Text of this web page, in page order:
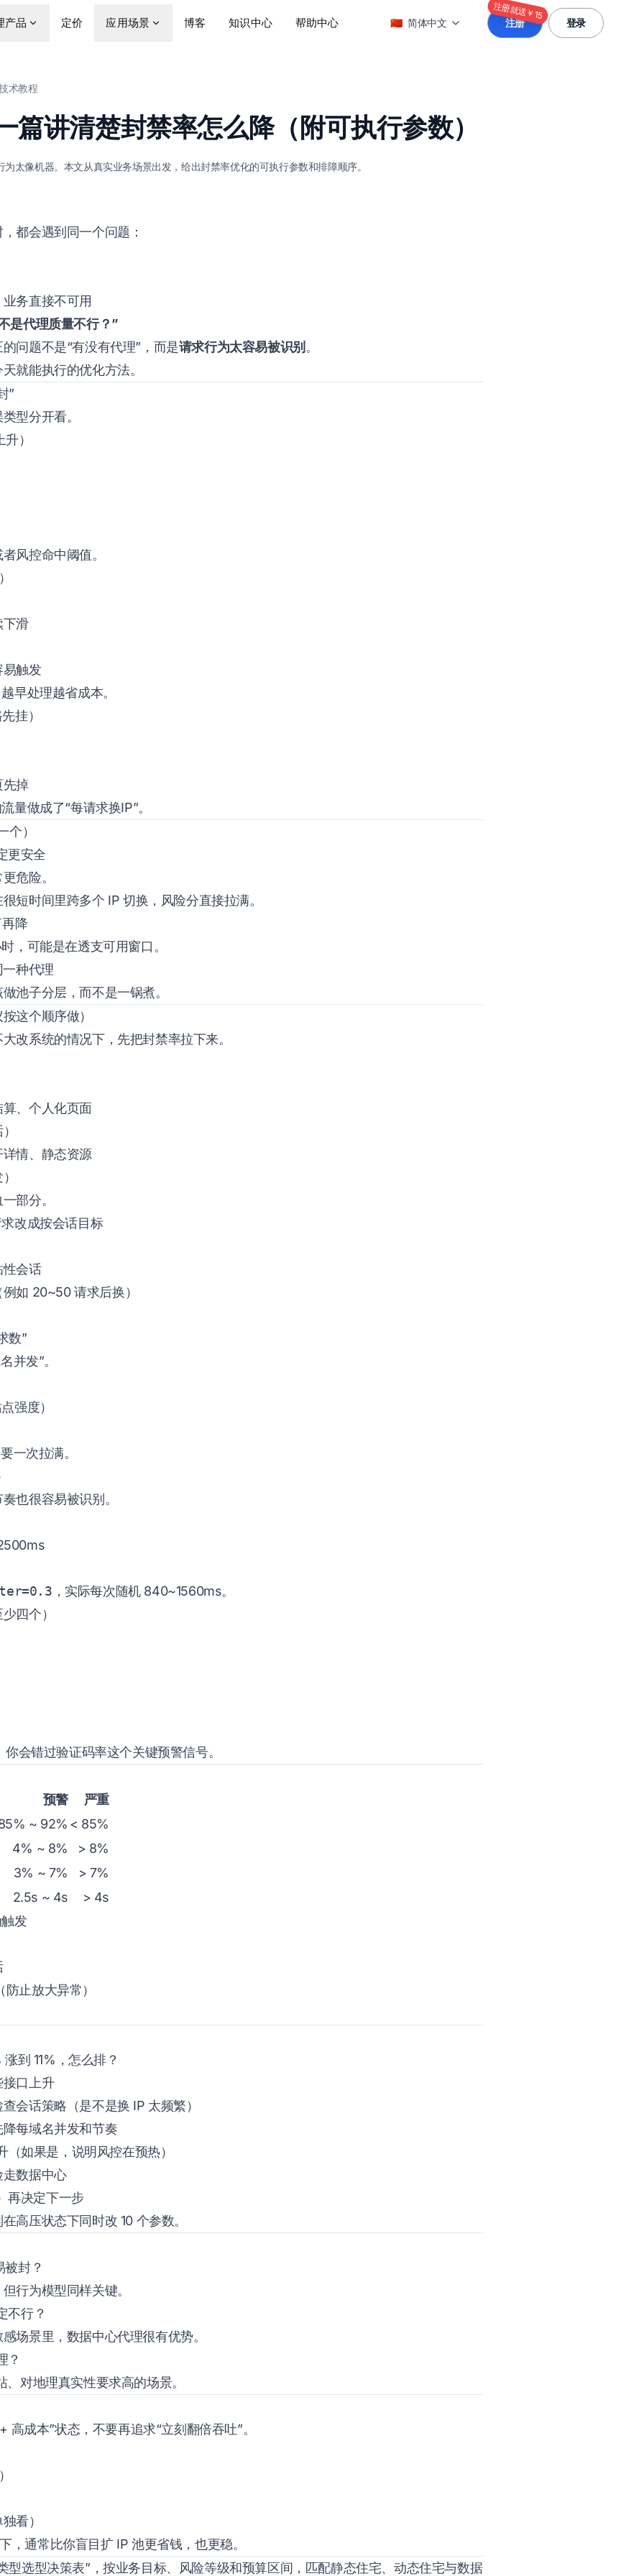
产品 定价 应用场景 博客 知识中心 帮助中心 🇨🇳 简体中文 注册
注册就送￥15
登录
术教程
篇讲清楚封禁率怎么降（附可执行参数）
太像机器。本文从真实业务场景出发，给出封禁率优化的可执行参数和排障顺序。
都会遇到同一个问题：
务直接不可用
是代理质量不行？”
问题不是“有没有代理”，而是请求行为太容易被识别 。
就能执行的优化方法。
”
型分开看。
）
风控命中阈值。
滑
易触发
早处理越省成本。
挂）
先掉
量做成了“每请求换IP”。
）
更安全
危险。
短时间里跨多个 IP 切换，风险分直接拉满。
降
，可能是在透支可用窗口。
种代理
池子分层，而不是一锅煮。
这个顺序做）
改系统的情况下，先把封禁率拉下来。
、个人化页面
情、静态资源
部分。
改成按会话目标
会话
如 20~50 请求后换）
数”
并发”。
强度）
一次拉满。
也很容易被识别。
，实际每次随机 840~1560ms。
四个）
会错过验证码率这个关键预警信号。
预警
严重
~ 92% < 85%
4% ~ 8%
> 8%
3% ~ 7%
> 7%
2.5s ~ 4s
> 4s
发
止放大异常）
到 11%，怎么排？
口上升
会话策略（是不是换 IP 太频繁）
每域名并发和节奏
如果是，说明风控在预热）
数据中心
再决定下一步
高压状态下同时改 10 个参数。
被封？
行为模型同样关键。
不行？
场景里，数据中心代理很有优势。
？
对地理真实性要求高的场景。
高成本”状态，不要再追求“立刻翻倍吞吐”。
看）
，通常比你盲目扩 IP 池更省钱，也更稳。
型选型决策表”，按业务目标、风险等级和预算区间，匹配静态住宅、动态住宅与数据